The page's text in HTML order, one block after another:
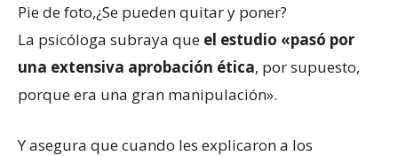
Pie de foto,¿Se pueden quitar y poner?
La psicóloga subraya que el estudio «pasó por
una extensiva aprobación ética, por supuesto,
porque era una gran manipulación».
Y asegura que cuando les explicaron a los